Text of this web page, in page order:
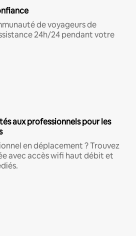
de voyageurs de
24h/24 pendant votre
aux professionnels pour les
en déplacement ? Trouvez
avec accès wifi haut débit et